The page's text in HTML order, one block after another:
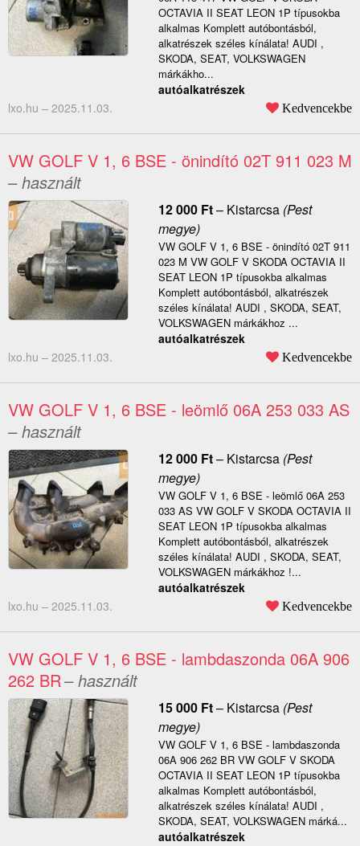
OCTAVIA II SEAT LEON 1P típusokba
alkalmas Komplett autóbontásból,
alkatrészek széles kínálata! AUDI ,
SKODA, SEAT, VOLKSWAGEN
márkákho...
autóalkatrészek
lxo.hu – 2025.11.03. Kedvencekbe
VW GOLF V 1, 6 BSE - önindító 02T 911 023 M
– használt
12 000 Ft– Kistarcsa(Pest
megye)
VW GOLF V 1, 6 BSE - önindító 02T 911
023 M VW GOLF V SKODA OCTAVIA II
SEAT LEON 1P típusokba alkalmas
Komplett autóbontásból, alkatrészek
széles kínálata! AUDI , SKODA, SEAT,
VOLKSWAGEN márkákhoz ...
autóalkatrészek
lxo.hu – 2025.11.03. Kedvencekbe
VW GOLF V 1, 6 BSE - leömlő 06A 253 033 AS
– használt
12 000 Ft– Kistarcsa(Pest
megye)
VW GOLF V 1, 6 BSE - leömlő 06A 253
033 AS VW GOLF V SKODA OCTAVIA II
SEAT LEON 1P típusokba alkalmas
Komplett autóbontásból, alkatrészek
széles kínálata! AUDI , SKODA, SEAT,
VOLKSWAGEN márkákhoz !...
autóalkatrészek
lxo.hu – 2025.11.03. Kedvencekbe
VW GOLF V 1, 6 BSE - lambdaszonda 06A 906
262 BR– használt
15 000 Ft– Kistarcsa(Pest
megye)
VW GOLF V 1, 6 BSE - lambdaszonda
06A 906 262 BR VW GOLF V SKODA
OCTAVIA II SEAT LEON 1P típusokba
alkalmas Komplett autóbontásból,
alkatrészek széles kínálata! AUDI ,
SKODA, SEAT, VOLKSWAGEN márká...
autóalkatrészek